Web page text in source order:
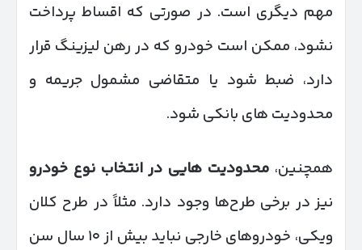
مهم دیگری است. در صورتی که اقساط پرداخت
نشود، ممکن است خودرو که در رهن لیزینگ قرار
دارد، ضبط شود یا متقاضی مشمول جریمه و
محدودیت‌ های بانکی شود.
همچنین، محدودیت‌ هایی در انتخاب نوع خودرو
نیز در برخی طرح‌ها وجود دارد. مثلاً در طرح کلان
ویکی، خودروهای خارجی نباید بیش از ۱۰ سال سن